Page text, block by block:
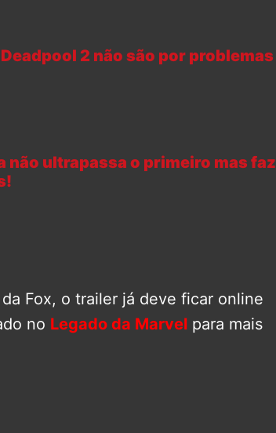
2 não são por problemas
não ultrapassa o primeiro mas faz
Fox, o trailer já deve ficar online
no Legado da Marvel para mais